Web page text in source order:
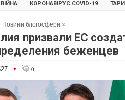
КОРОНАВІРУС COVID-19
Новини блогосфери »
призвали ЕС
беженцев
• 0